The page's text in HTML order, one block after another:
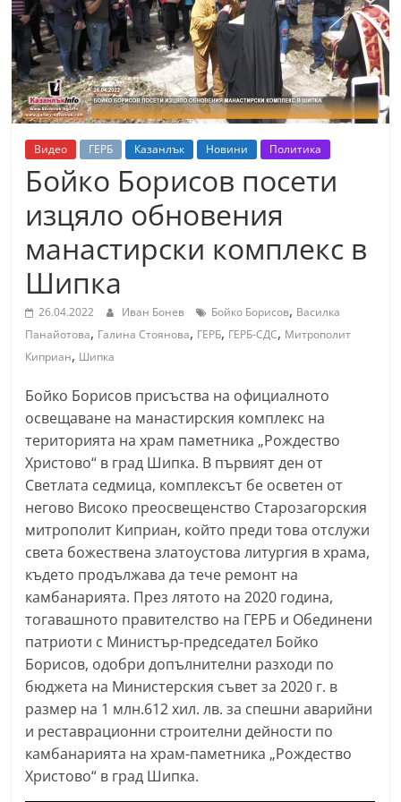
т
К
а
з
а
н
к
и
б
л
а
с
т
С
т
а
р
а
а
г
о
р
а
–
k
a
z
Видео ГЕРБ Казанлък Новини Политика
Бойко Борисов посети
изцяло обновения
манастирски комплекс в
Шипка
26.04.2022 Иван Бонев Бойко Борисов, Василка
Панайотова, Галина Стоянова, ГЕРБ, ГЕРБ-СДС, Митрополит
Киприан, Шипка
Бойко Борисов присъства на официалното
освещаване на манастирския комплекс на
територията на храм паметника „Рождество
Христово“ в град Шипка. В първият ден от
Светлата седмица, комплексът бе осветен от
негово Високо преосвещенство Старозагорския
митрополит Киприан, който преди това отслужи
света божествена златоустова литургия в храма,
където продължава да тече ремонт на
камбанарията. През лятото на 2020 година,
тогавашното правителство на ГЕРБ и Обединени
патриоти с Министър-председател Бойко
Борисов, одобри допълнителни разходи по
бюджета на Министерския съвет за 2020 г. в
размер на 1 млн.612 хил. лв. за спешни аварийни
и реставрационни строителни дейности по
камбанарията на храм-паметника „Рождество
Христово“ в град Шипка.